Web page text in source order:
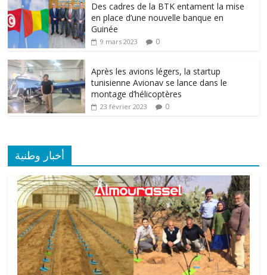
Des cadres de la BTK entament la mise
en place d’une nouvelle banque en
Guinée
9 mars 2023 0
Après les avions légers, la startup
tunisienne Avionav se lance dans le
montage d’hélicoptères
23 février 2023 0
أخبار وطنية